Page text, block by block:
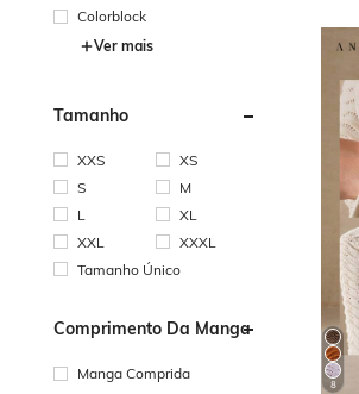
Colorblock
Ver mais
Tamanho
XXS
XS
S
M
L
XL
XXL
XXXL
Tamanho Único
Comprimento Da Manga
Manga Comprida
8